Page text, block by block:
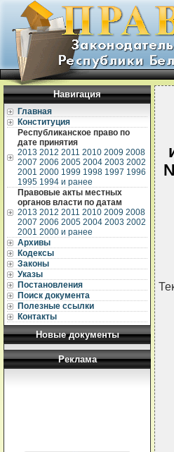
Навигация
Главная
Конституция
Республиканское право по
дате принятия
2013 2012 2011 2010 2009 2008
2007 2006 2005 2004 2003 2002
2001 2000 1999 1998 1997 1996
1995 1994 и ранее
Правовые акты местных
органов власти по датам
2013 2012 2011 2010 2009 2008
2007 2006 2005 2004 2003 2002
2001 2000 и ранее
Архивы
Кодексы
Законы
Указы
Постановления
Поиск документа
Полезные ссылки
Контакты
Новые документы
Реклама